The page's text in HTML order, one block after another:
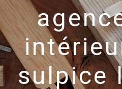
sulpice